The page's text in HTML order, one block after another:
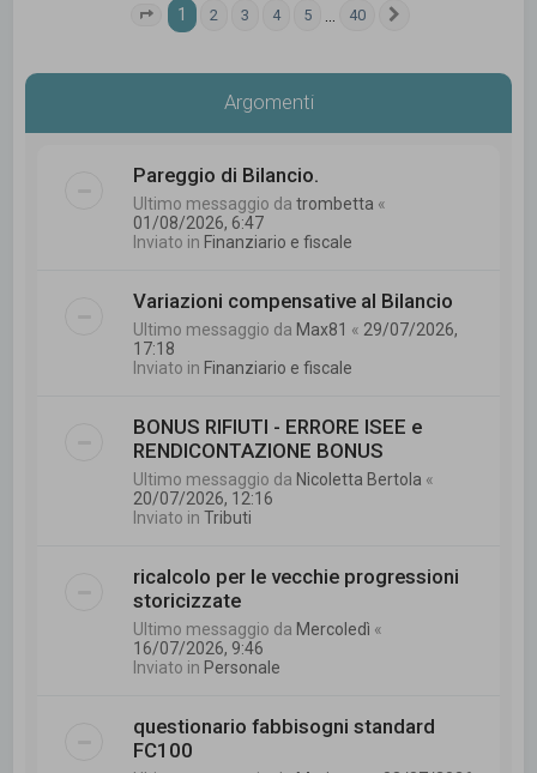
Pagina 1di 40
1 2 3 4 5 40
Argomenti
Pareggio di Bilancio.
Ultimo messaggio datrombetta «
01/08/2026, 6:47
Inviato in Finanziario e fiscale
Variazioni compensative al Bilancio
Ultimo messaggio da Max81 « 29/07/2026,
17:18
Inviato in Finanziario e fiscale
BONUS RIFIUTI - ERRORE ISEE e
RENDICONTAZIONE BONUS
Ultimo messaggio da Nicoletta Bertola «
20/07/2026, 12:16
Inviato inTributi
ricalcolo per le vecchie progressioni
storicizzate
Ultimo messaggio da Mercoledì «
16/07/2026, 9:46
Inviato in Personale
questionario fabbisogni standard
FC100